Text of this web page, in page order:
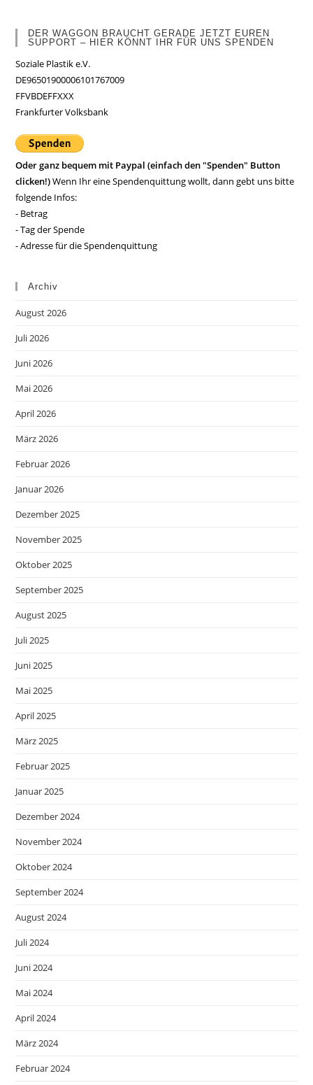
DER WAGGON BRAUCHT GERADE JETZT EUREN
SUPPORT – HIER KÖNNT IHR FÜR UNS SPENDEN
Soziale Plastik e.V.
DE96501900006101767009
FFVBDEFFXXX
Frankfurter Volksbank
Oder ganz bequem mit Paypal (einfach den "Spenden" Button
clicken!)Wenn Ihr eine Spendenquittung wollt, dann gebt uns bitte
folgende Infos:
- Betrag
- Tag der Spende
- Adresse für die Spendenquittung
Archiv
August 2026
Juli 2026
Juni 2026
Mai 2026
April 2026
März 2026
Februar 2026
Januar 2026
Dezember 2025
November 2025
Oktober 2025
September 2025
August 2025
Juli 2025
Juni 2025
Mai 2025
April 2025
März 2025
Februar 2025
Januar 2025
Dezember 2024
November 2024
Oktober 2024
September 2024
August 2024
Juli 2024
Juni 2024
Mai 2024
April 2024
März 2024
Februar 2024